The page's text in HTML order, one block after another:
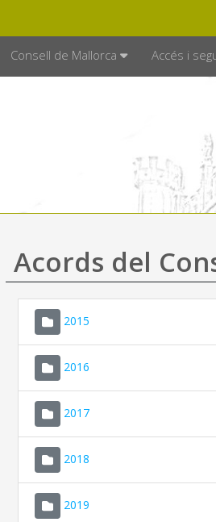
Consell de Mallorca Accés i
Acords del
2015
2016
2017
2018
2019